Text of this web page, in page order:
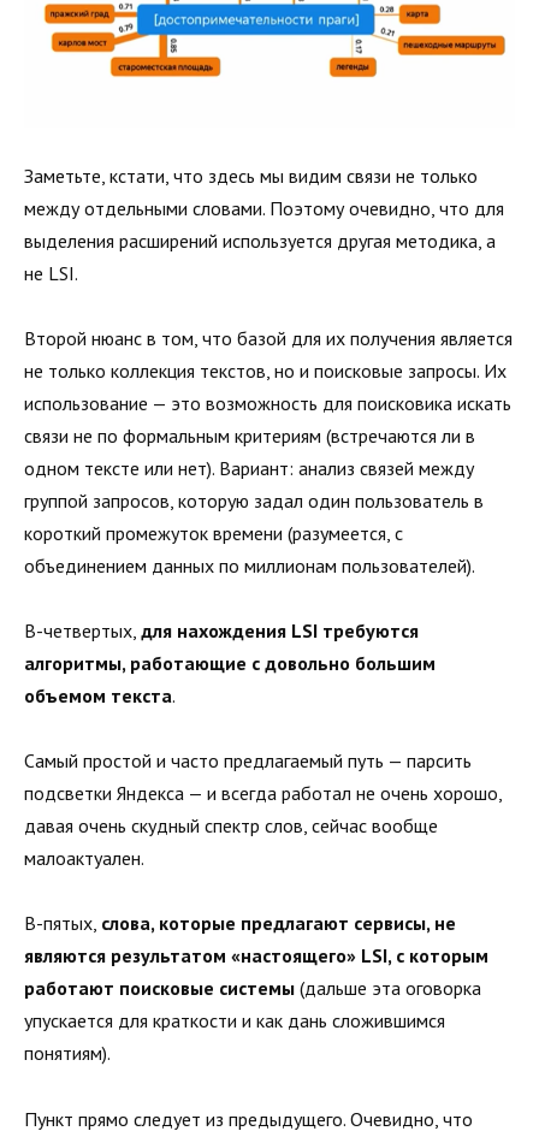
Заметьте, кстати, что здесь мы видим связи не только
между отдельными словами. Поэтому очевидно, что для
выделения расширений используется другая методика, а
не LSI.
Второй нюанс в том, что базой для их получения является
не только коллекция текстов, но и поисковые запросы. Их
использование — это возможность для поисковика искать
связи не по формальным критериям (встречаются ли в
одном тексте или нет). Вариант: анализ связей между
группой запросов, которую задал один пользователь в
короткий промежуток времени (разумеется, с
объединением данных по миллионам пользователей).
В-четвертых, для нахождения LSI требуются
алгоритмы, работающие с довольно большим
объемом текста.
Самый простой и часто предлагаемый путь — парсить
подсветки Яндекса — и всегда работал не очень хорошо,
давая очень скудный спектр слов, сейчас вообще
малоактуален.
В-пятых, слова, которые предлагают сервисы, не
являются результатом «настоящего» LSI, с которым
работают поисковые системы (дальше эта оговорка
упускается для краткости и как дань сложившимся
понятиям).
Пункт прямо следует из предыдущего. Очевидно, что